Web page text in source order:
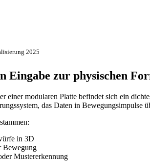
2025
Eingabe zur physischen
einer modularen Platte befindet sich ein
das Daten in Bewegungsimpulse
in 3D
Bewegung
Mustererkennung